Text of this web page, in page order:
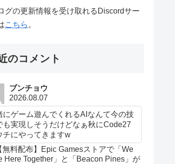
グの更新情報を受け取れるDiscordサー
こちら 。
のコメント
ブンチョウ
2026.08.07
にゲーム遊んでくれるAIなんて今の技
も実現しそうだけどなぁ秋にCode27
チにやってきますw
無料配布】Epic Gamesストアで「We
Here Together」と「Beacon Pines」が